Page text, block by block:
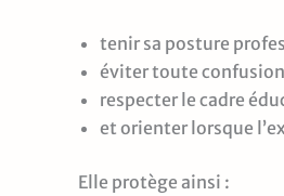
tenir sa posture
éviter toute
respecter le cadre
et orienter lorsque
Elle protège ainsi :